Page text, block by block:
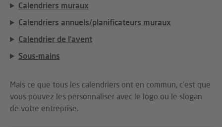
Calendriers muraux
Calendriers annuels/planificateurs muraux
Calendrier de l’avent
Sous-mains
Mais ce que tous les calendriers ont en commun, c’est que
vous pouvez les personnaliser avec le logo ou le slogan
de votre entreprise.